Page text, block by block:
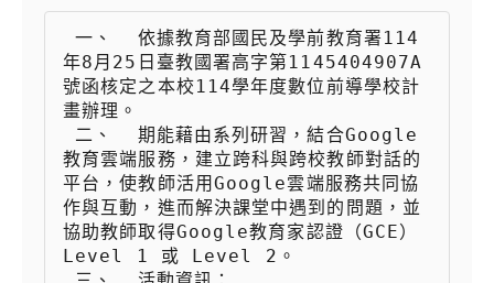
一、  依據教育部國民及學前教育署114
年8月25日臺教國署高字第1145404907A
號函核定之本校114學年度數位前導學校計
畫辦理。
教育雲端服務，建立跨科與跨校教師對話的
平台，使教師活用Google雲端服務共同協
作與互動，進而解決課堂中遇到的問題，並
協助教師取得Google教育家認證（GCE）
Level 1 或 Level 2。